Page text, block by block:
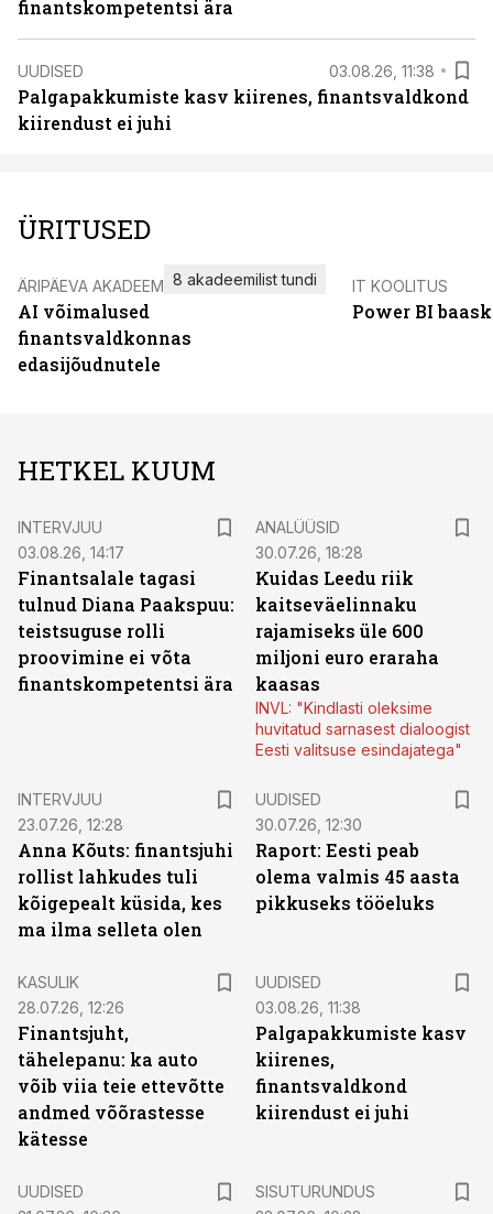
finantskompetentsi ära
UUDISED 03.08.26, 11:38
Palgapakkumiste kasv kiirenes, finantsvaldkond
kiirendust ei juhi
ÜRITUSED
ÄRIPÄEVA AKADEEMIA
AI võimalused
finantsvaldkonnas
edasijõudnutele
8 akadeemilist tundi IT KOOLITUS
Power BI
HETKEL KUUM
INTERVJUU
03.08.26, 14:17
Finantsalale tagasi
tulnud Diana Paakspuu:
teistsuguse rolli
proovimine ei võta
finantskompetentsi ära
ANALÜÜSID
30.07.26, 18:28
Kuidas Leedu riik
kaitseväelinnaku
rajamiseks üle 600
miljoni euro eraraha
kaasas
INVL: "Kindlasti oleksime
huvitatud sarnasest dialoogist
Eesti valitsuse esindajatega"
INTERVJUU
23.07.26, 12:28
Anna Kõuts: finantsjuhi
rollist lahkudes tuli
kõigepealt küsida, kes
ma ilma selleta olen
UUDISED
30.07.26, 12:30
Raport: Eesti peab
olema valmis 45 aasta
pikkuseks tööeluks
KASULIK
28.07.26, 12:26
Finantsjuht,
tähelepanu: ka auto
võib viia teie ettevõtte
andmed võõrastesse
kätesse
UUDISED
03.08.26, 11:38
Palgapakkumiste kasv
kiirenes,
finantsvaldkond
kiirendust ei juhi
UUDISED
SISUTURUNDUS